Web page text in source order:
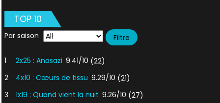
TOP 10
Par saison
1 2x25 : Anasazi 9.41/10 (22)
2
4x10 : Cœurs de tissu 9.29/10 (21)
3
1x19 : Quand vient la nuit 9.26/10 (27)